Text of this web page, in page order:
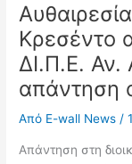
Κρεσέντο
ΔΙ.Π.Ε. Αν.
απάντηση
Από E-wall News/
Απάντηση στη